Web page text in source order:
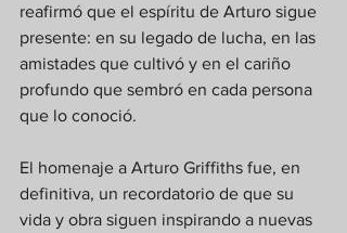
reafirmó que el espíritu de Arturo sigue
presente: en su legado de lucha, en las
amistades que cultivó y en el cariño
profundo que sembró en cada persona
que lo conoció.
El homenaje a Arturo Griffiths fue, en
definitiva, un recordatorio de que su
vida y obra siguen inspirando a nuevas